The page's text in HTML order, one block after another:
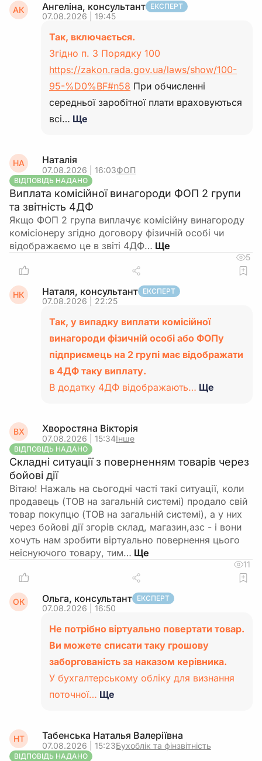
АК Ангеліна, консультант ЕКСПЕРТ
07.08.2026 | 19:45
Так, включається.
Згідно п. 3 Порядку 100
https://zakon.rada.gov.ua/laws/show/100-
95-%D0%BF#n58 При обчисленні
середньої заробітної плати враховуються
всі… Ще
НА Наталія
07.08.2026 | 16:03ФОП
ВІДПОВІДЬ НАДАНО
Виплата комісійної винагороди ФОП 2 групи
та звітність 4ДФ
Якщо ФОП 2 група виплачує комісійну винагороду
комісіонеру згідно договору фізичній особі чи
відображаємо це в звіті 4ДФ…
5
НК Наталя, консультант ЕКСПЕРТ
07.08.2026 | 22:25
Так, у випадку виплати комісійної
винагороди фізичній особі або ФОПу
підприємець на 2 групі має відображати
в 4ДФ таку виплату.
В додатку 4ДФ відображають… Ще
ВХ Хворостяна Вікторія
07.08.2026 | 15:34Інше
ВІДПОВІДЬ НАДАНО
Складні ситуації з поверненням товарів через
бойові дії
Вітаю! Нажаль на сьогодні часті такі ситуації, коли
продавець (ТОВ на загальній системі) продало свій
товар покупцю (ТОВ на загальній системі), а у них
через бойові дії згорів склад, магазин,азс - і вони
хочуть нам зробити віртуально повернення цього
неіснуючого товару, тим…
11
ОК Ольга, консультант ЕКСПЕРТ
07.08.2026 | 16:50
Не потрібно віртуально повертати товар.
Ви можете списати таку грошову
заборгованість за наказом керівника.
У бухгалтерському обліку для визнання
поточної… Ще
НТ Табенська Наталья Валеріївна
07.08.2026 | 15:23Бухоблік та фінзвітність
ВІДПОВІДЬ НАДАНО